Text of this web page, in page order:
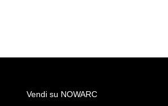
Vendi su NOWARC